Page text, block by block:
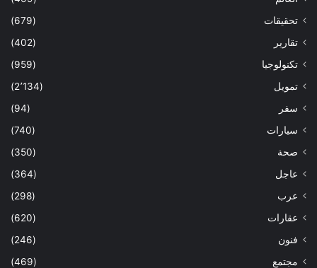
تحقيقات
(679)
تقارير
(402)
تكنولوجيا
(959)
تمويل
(2٬134)
سفر
(94)
سيارات
(740)
صحة
(350)
عاجل
(364)
عرب
(298)
عقارات
(620)
فنون
(246)
مجتمع
(469)